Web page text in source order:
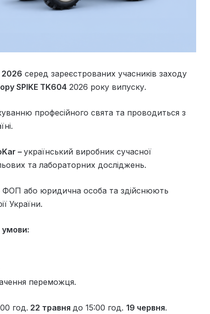
2026 серед зареєстрованих учасників заходу
SPIKE TK604 2026 року випуску.
професійного свята та проводиться з
–український виробник сучасної
та лабораторних досліджень.
ФОП або юридична особа та здійснюють
України.
умови:
переможця.
год. 22 травня до 15:00 год. 19 червня.